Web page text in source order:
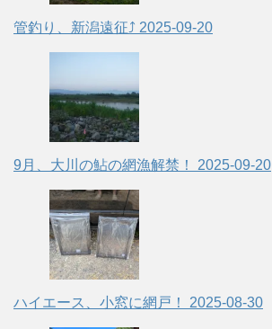
管釣り、新潟遠征⤴ 2025-09-20
9月、大川の鮎の網漁解禁！ 2025-09-20
ハイエース、小窓に網戸！ 2025-08-30